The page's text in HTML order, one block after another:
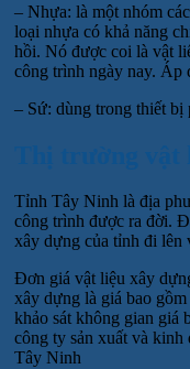
– Nhựa: là một nhóm
loại nhựa có khả năng
hồi. Nó được coi là vật
công trình ngày nay.
– Sứ: dùng trong thiết
Tỉnh Tây Ninh là địa
công trình được ra đời.
xây dựng của tỉnh đi lên
Đơn giá vật liệu xây
xây dựng là giá bao
khảo sát không gian giá
công ty sản xuất và
Tây Ninh